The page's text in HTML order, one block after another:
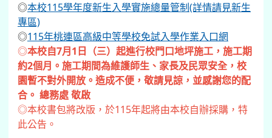
◎本校115學年度新生入學實施總量管制(詳情請見新生
專區)
◎115年桃連區高級中等學校免試入學作業入口網
◎本校自7月1日（三）起進行校門口地坪施工，施工期
約2個月。施工期間為維護師生、家長及民眾安全，校
園暫不對外開放。造成不便，敬請見諒，並感謝您的配
合。 總務處 敬啟
◎本校書包將改版，於115年起將由本校自辦採購，特
此公告。